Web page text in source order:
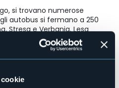
si trovano numerose
autobus si fermano a 250
Stresa e Verbania. Lesa
sul Lago Maggiore.